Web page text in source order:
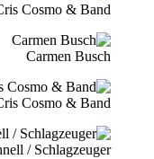
Cosmo & Band
Carmen Busch
Cosmo & Band
/ Schlagzeuger